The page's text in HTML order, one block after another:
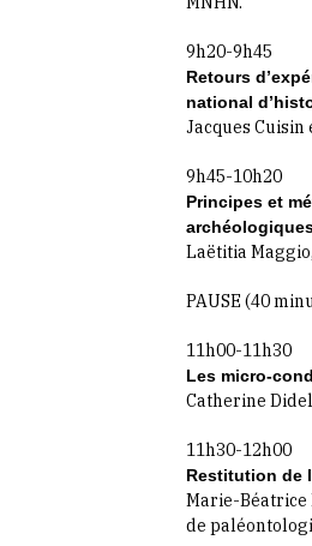
9h20-9h45
Retours
national
Jacques
9h45-10h20
Principes et
Laëtitia
PAUSE (40
11h00-11h30
Les micro-
Catherine
11h30-12h00
Restitution de
Marie-Béatrice
de